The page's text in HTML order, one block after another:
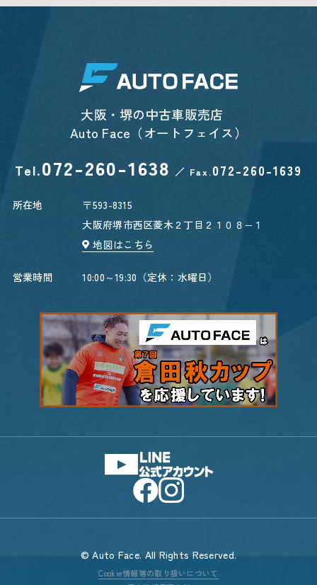
大阪・堺の中古車販売店
Auto Face（オートフェイス）
Tel.072-260-1638 ／ Fax.072-260-1639
所在地
〒593-8315
大阪府堺市西区菱木２丁目２１０８−１
地図はこちら
営業時間 10:00～19:30（定休：水曜日）
© Auto Face. All Rights Reserved.
Cookie情報等の取り扱いについて